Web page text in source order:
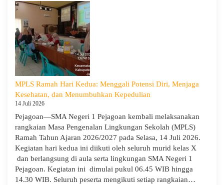
MPLS Ramah Hari Kedua: Menggali Potensi Diri, Menjaga
Kesehatan, dan Menumbuhkan Kepedulian
14 Juli 2026
Pejagoan—SMA Negeri 1 Pejagoan kembali melaksanakan
rangkaian Masa Pengenalan Lingkungan Sekolah (MPLS)
Ramah Tahun Ajaran 2026/2027 pada Selasa, 14 Juli 2026.
Kegiatan hari kedua ini diikuti oleh seluruh murid kelas X
dan berlangsung di aula serta lingkungan SMA Negeri 1
Pejagoan. Kegiatan ini dimulai pukul 06.45 WIB hingga
14.30 WIB. Seluruh peserta mengikuti setiap rangkaian…